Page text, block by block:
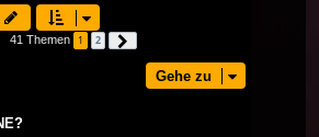
41 Themen 1 2
Gehe zu